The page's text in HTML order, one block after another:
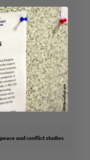
and conflict studies